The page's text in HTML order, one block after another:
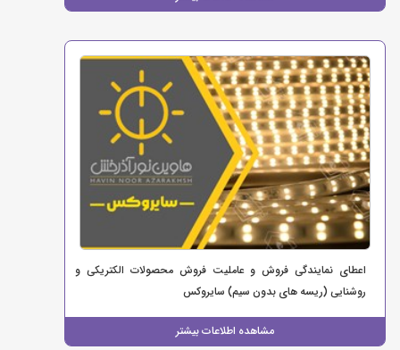
اعطای نمایندگی فروش و عاملیت فروش محصولات الکتریکی و
روشنایی (ریسه های بدون سیم) سایروکس
مشاهده اطلاعات بیشتر